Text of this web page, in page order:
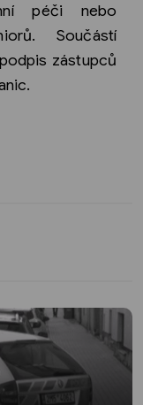
péči nebo
Součástí
zástupců